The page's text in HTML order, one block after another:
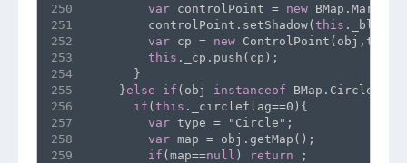
250
251
252
253
254
255
256
257
258
259
var controlPoint = new
        controlPoint.setShadow(
this
var cp = new
this ._cp.push(cp);
      }
    }
else if (obj instanceof BMap.Circle){
if (this ._circleflag==0){
var type = "Circle";
var map = obj.getMap();
if (map==null ) return ;